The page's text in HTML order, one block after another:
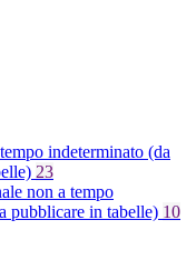
indeterminato (da
23
non a tempo
pubblicare in tabelle) 10